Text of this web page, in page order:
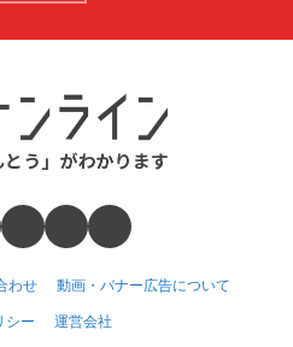
わせ 動画・バナー広告について
シー 運営会社